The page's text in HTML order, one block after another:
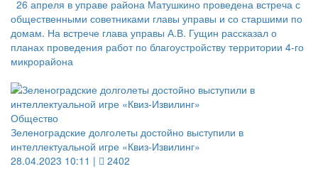
26 апреля в управе района Матушкино проведена встреча с
общественными советниками главы управы и со старшими по
домам. На встрече глава управы А.В. Гущин рассказал о
планах проведения работ по благоустройству территории 4-го
микрорайона
Общество
Зеленоградские долголеты достойно выступили в
интеллектуальной игре «Квиз-Извилинг»
28.04.2023 10:11 |
2402